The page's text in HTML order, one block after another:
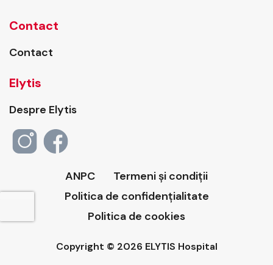
Contact
Contact
Elytis
Despre Elytis
ANPC
Termeni și condiții
Politica de confidențialitate
Politica de cookies
Copyright © 2026 ELYTIS Hospital